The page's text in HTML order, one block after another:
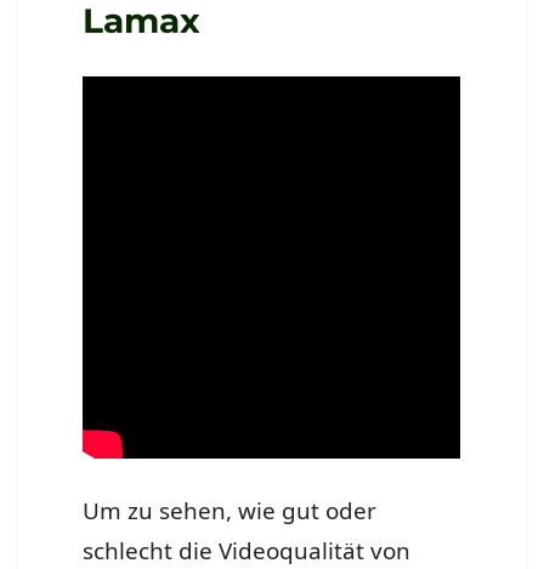
Lamax
Um zu sehen, wie gut oder
schlecht die Videoqualität von